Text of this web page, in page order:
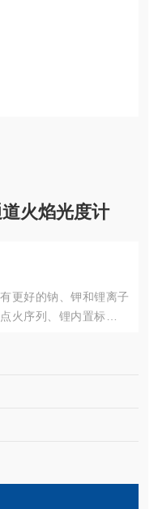
火焰光度计
更好的钠、钾和锂离子
火序列、锂内置标准曲